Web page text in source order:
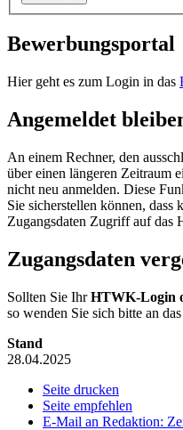
Bewerbungsportal
Hier geht es zum Login in das
Angemeldet
An einem Rechner, den
über einen längeren Zeitraum
nicht neu anmelden. Diese
Sie sicherstellen können, dass
Zugangsdaten Zugriff auf das
Zugangsdaten
Sollten Sie IhrHTWK-Login
so wenden Sie sich bitte an das
Stand
28.04.2025
Seite drucken
Seite empfehlen
E-Mail an Redaktion: